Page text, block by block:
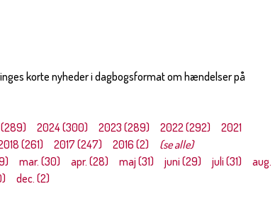
korte nyheder i dagbogsformat om hændelser på
2024 (300) 2023 (289) 2022 (292)
2021
(261) 2017 (247) 2016 (2)
(se alle)
mar. (30) apr. (28) maj (31) juni (29) juli (31)
aug.
dec. (2)